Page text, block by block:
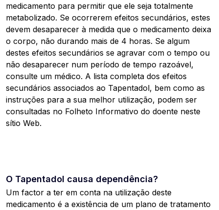
medicamento para permitir que ele seja totalmente
metabolizado. Se ocorrerem efeitos secundários, estes
devem desaparecer à medida que o medicamento deixa
o corpo, não durando mais de 4 horas. Se algum
destes efeitos secundários se agravar com o tempo ou
não desaparecer num período de tempo razoável,
consulte um médico. A lista completa dos efeitos
secundários associados ao Tapentadol, bem como as
instruções para a sua melhor utilização, podem ser
consultadas no Folheto Informativo do doente neste
sítio Web.
O Tapentadol causa dependência?
Um factor a ter em conta na utilização deste
medicamento é a existência de um plano de tratamento